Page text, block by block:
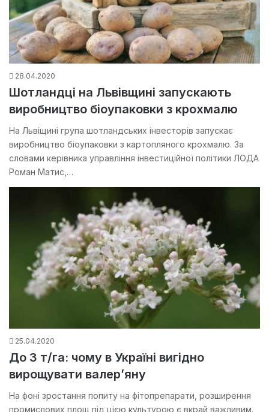
28.04.2020
Шотландці на Львівщині запускають
виробництво біоупаковки з крохмалю
На Львіщині група шотландських інвесторів запускає
виробництво біоупаковки з картопляного крохмалю. За
словами керівника управління інвестиційної політики ЛОДА
Роман Матис,…
25.04.2020
До 3 т/га: чому в Україні вигідно
вирощувати валер’яну
На фоні зростання попиту на фітопрепарати, розширення
промислових площ під цією культурою є вкрай важливим.